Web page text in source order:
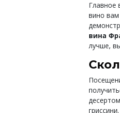
Главное
вино
вина
лучше,
гриссини.